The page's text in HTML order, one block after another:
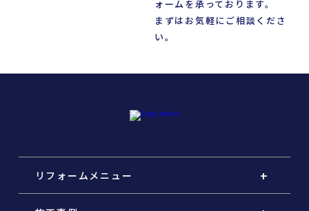
ォームを承っております。
まずはお気軽にご相談くださ
い。
リフォームメニュー